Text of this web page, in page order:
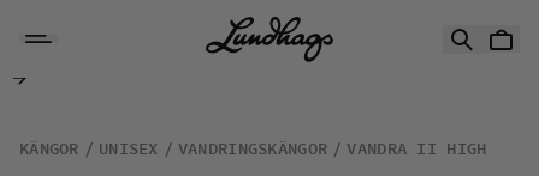
Vandra II High
KÄNGOR UNISEX VANDRINGSKÄNGOR VANDRA II HIGH